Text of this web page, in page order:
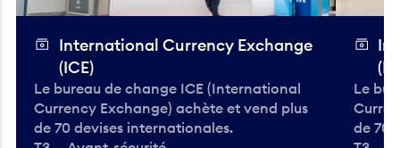
International Currency Exchange
(ICE)
Le bureau de change ICE (International
Currency Exchange) achète et vend plus
de 70 devises internationales.
Le
de 70